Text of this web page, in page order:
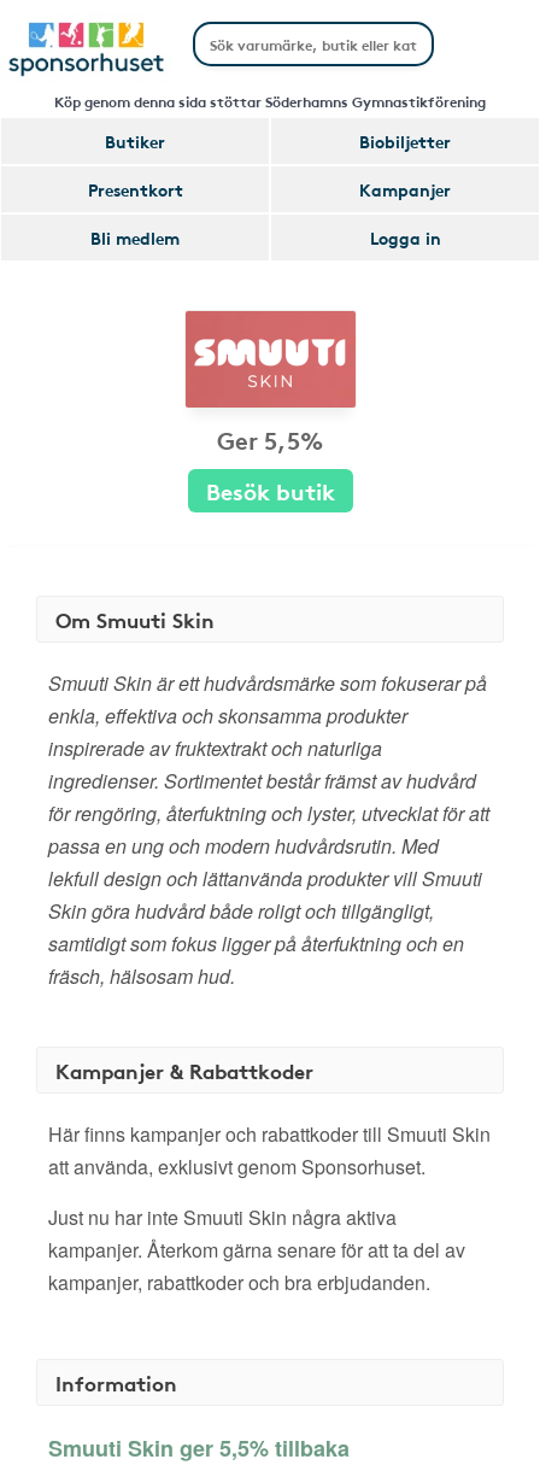
Köp genom denna sida stöttar Söderhamns Gymnastikförening
Butiker
Biobiljetter
Presentkort
Kampanjer
Bli medlem
Logga in
Ger 5,5%
Besök butik
Om Smuuti Skin
Smuuti Skin är ett hudvårdsmärke som fokuserar på
enkla, effektiva och skonsamma produkter
inspirerade av fruktextrakt och naturliga
ingredienser. Sortimentet består främst av hudvård
för rengöring, återfuktning och lyster, utvecklat för att
passa en ung och modern hudvårdsrutin. Med
lekfull design och lättanvända produkter vill Smuuti
Skin göra hudvård både roligt och tillgängligt,
samtidigt som fokus ligger på återfuktning och en
fräsch, hälsosam hud.
Kampanjer & Rabattkoder
Här finns kampanjer och rabattkoder till Smuuti Skin
att använda, exklusivt genom Sponsorhuset.
Just nu har inte Smuuti Skin några aktiva
kampanjer. Återkom gärna senare för att ta del av
kampanjer, rabattkoder och bra erbjudanden.
Information
Smuuti Skin ger 5,5% tillbaka